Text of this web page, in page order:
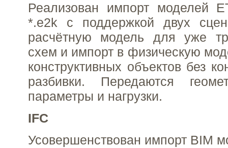
Реализован импорт моделей
*.e2k с поддержкой двух
расчётную модель для уже
схем и импорт в физическую
конструктивных объектов без
разбивки. Передаются
параметры и нагрузки.
IFC
Усовершенствован импорт BIM